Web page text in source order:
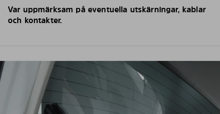
Var uppmärksam på eventuella utskärningar, kablar
och kontakter.